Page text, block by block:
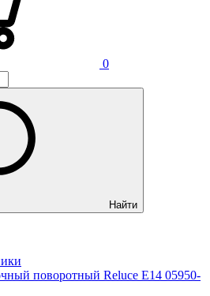
0
Найти
поворотный Reluce E14 05950-